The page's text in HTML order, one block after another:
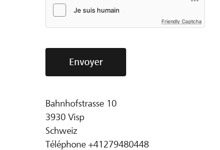
Friendly Captcha
Envoyer
Bahnhofstrasse 10
3930 Visp
Schweiz
Téléphone +41279480448